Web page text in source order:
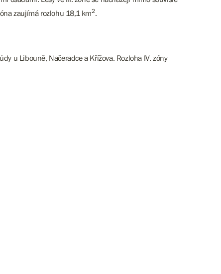
zaujímá rozlohu 18,1 km2.
u Libouně, Načeradce a Křížova. Rozloha IV. zóny